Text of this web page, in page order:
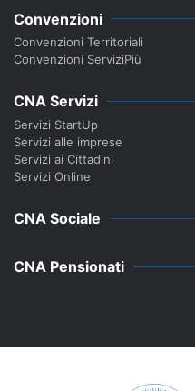
Convenzioni
Convenzioni Territoriali
Convenzioni ServiziPiù
CNA Servizi
Servizi StartUp
Servizi alle imprese
Servizi ai Cittadini
Servizi Online
CNA Sociale
CNA Pensionati